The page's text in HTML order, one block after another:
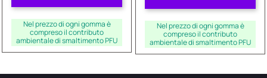
Nel prezzo di ogni gomma è
compreso il contributo
ambientale di smaltimento PFU
Nel prezzo di ogni gomma è
compreso il contributo
ambientale di smaltimento PFU